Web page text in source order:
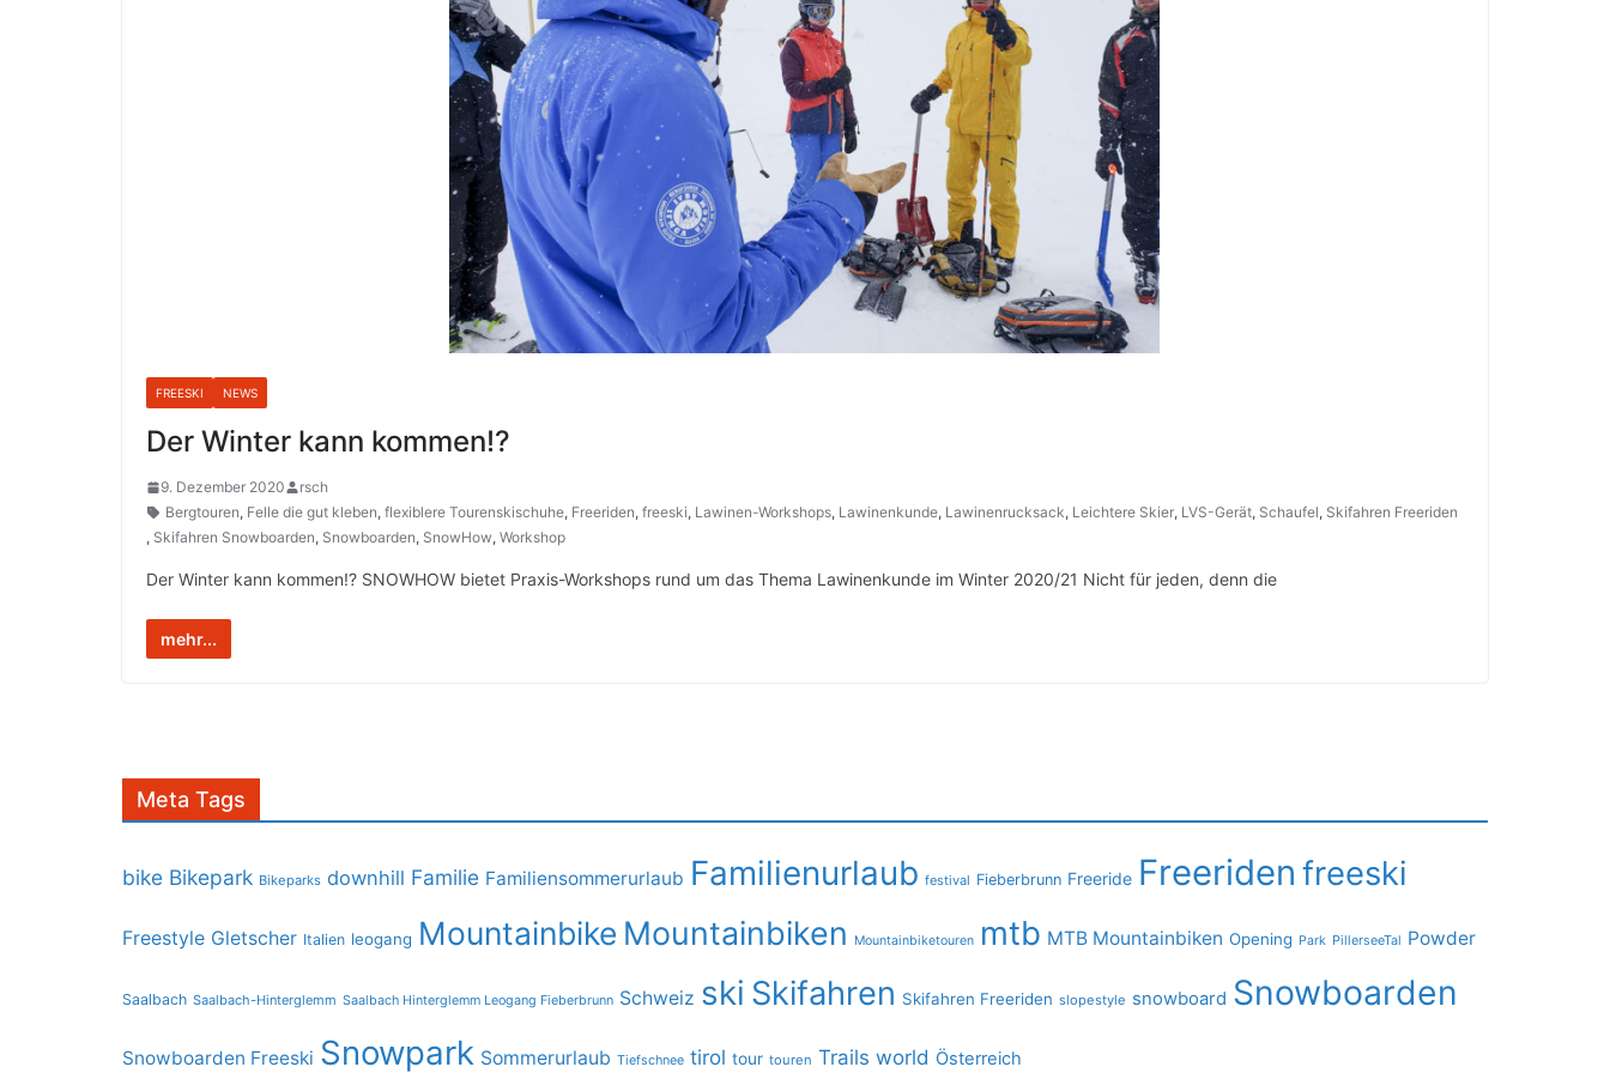
FREESKI NEWS
Der Winter kann kommen!?
9. Dezember 2020
rsch
Bergtouren, Felle die gut kleben, flexiblere Tourenskischuhe, Freeriden, freeski, Lawinen-Workshops, Lawinenkunde, Lawinenrucksack, Leichtere Skier, LVS-Gerät, Schaufel, Skifahren Freeriden
, Skifahren Snowboarden, Snowboarden, SnowHow, Workshop
Der Winter kann kommen!? SNOWHOW bietet Praxis-Workshops rund um das Thema Lawinenkunde im Winter 2020/21 Nicht für jeden, denn die
mehr...
Meta Tags
bike Bikepark Bikeparks downhill Familie Familiensommerurlaub Familienurlaub festival Fieberbrunn Freeride Freeriden freeski
Freestyle Gletscher Italien leogang Mountainbike Mountainbiken Mountainbiketouren mtb MTB Mountainbiken Opening Park PillerseeTal Powder
Saalbach Saalbach-Hinterglemm Saalbach Hinterglemm Leogang Fieberbrunn Schweiz ski Skifahren Skifahren Freeriden slopestyle snowboard Snowboarden
Snowboarden Freeski Snowpark Sommerurlaub Tiefschnee tirol tour touren Trails world Österreich